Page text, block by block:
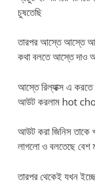
চুষতেছি
তারপর আস্তে আস্তে
কথা বলতে আস্তে দাও
আস্তে রিল্যাক্স এ
আউট করলাম hot
আউট করা জিনিস তাকে
লাগলো ও বলতেছে বেশ
তারপর থেকেই যখন